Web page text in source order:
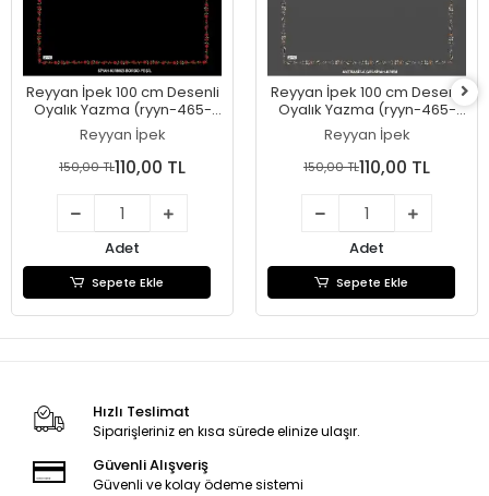
Reyyan İpek 100 cm Desenli
Oyalık Yazma (ryyn-465-
27)
Reyyan İpek
150,00 TL110,00 TL
Adet
Sepete Ekle
Reyyan İpek 100 cm Desenli
Oyalık Yazma (ryyn-465-
26)
Reyyan İpek
150,00 TL110,00 TL
Adet
Sepete Ekle
Hızlı Teslimat
Siparişleriniz en kısa sürede elinize ulaşır.
Güvenli Alışveriş
Güvenli ve kolay ödeme sistemi